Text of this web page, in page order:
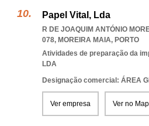
Papel Vital, Lda
R DE JOAQUIM ANTÓNIO
078, MOREIRA MAIA, PORTO
Atividades de preparação da
LDA
Designação comercial: ÁREA
Ver empresa Ver no